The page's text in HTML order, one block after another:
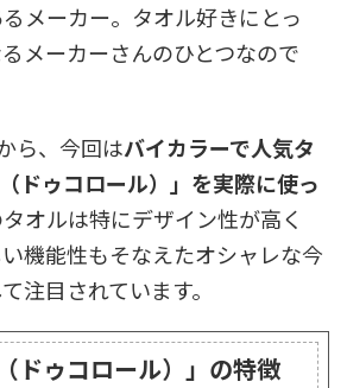
メーカー。タオル好きにとっ
メーカーさんのひとつなので
ら、今回はバイカラーで人気タ
ドゥコロール）」を実際に使っ
オルは特にデザイン性が高く
機能性もそなえたオシャレな今
注目されています。
ドゥコロール）」の特徴